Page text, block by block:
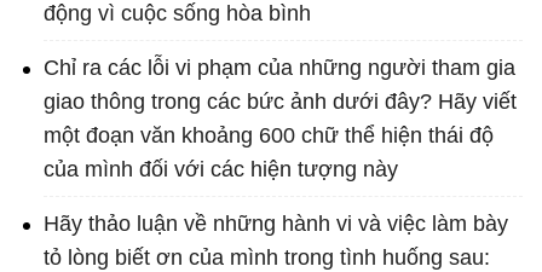
động vì cuộc sống hòa bình
Chỉ ra các lỗi vi phạm của những người tham gia
giao thông trong các bức ảnh dưới đây? Hãy viết
một đoạn văn khoảng 600 chữ thể hiện thái độ
của mình đối với các hiện tượng này
Hãy thảo luận về những hành vi và việc làm bày
tỏ lòng biết ơn của mình trong tình huống sau: